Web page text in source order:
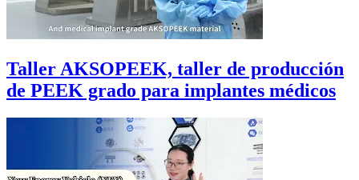
Taller AKSOPEEK, taller de producción
de PEEK grado para implantes médicos